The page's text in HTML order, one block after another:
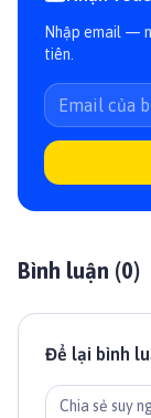
Nhập email —
tiên.
Bình luận (0)
Để lại bình